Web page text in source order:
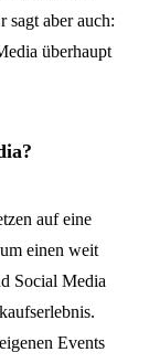
sagt aber auch:
überhaupt
auf eine
einen weit
Social Media
Events